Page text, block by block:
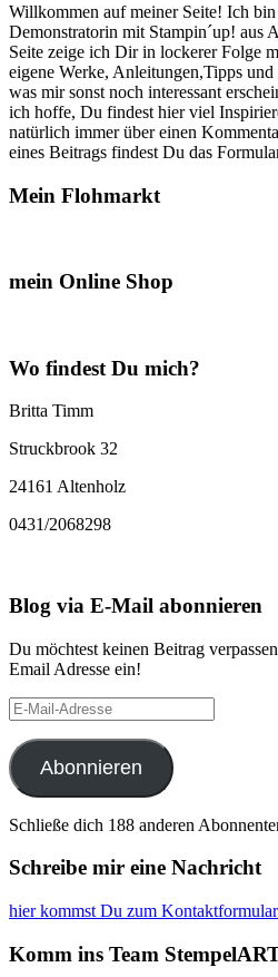
Willkommen auf meiner Seite! Ich
Demonstratorin mit Stampin´up! aus
Seite zeige ich Dir in lockerer Folge
eigene Werke, Anleitungen,Tipps
was mir sonst noch interessant
ich hoffe, Du findest hier viel
natürlich immer über einen
eines Beitrags findest Du das
Mein Flohmarkt
mein Online Shop
Wo findest Du mich?
Britta Timm
Struckbrook 32
24161 Altenholz
0431/2068298
Blog via E-Mail abonnieren
Du möchtest keinen Beitrag
Email Adresse ein!
E-
Mail-
Adresse
Abonnieren
Schließe dich 188 anderen
Schreibe mir eine Nachricht
hier kommst Du zum Kontaktformular
Komm ins Team